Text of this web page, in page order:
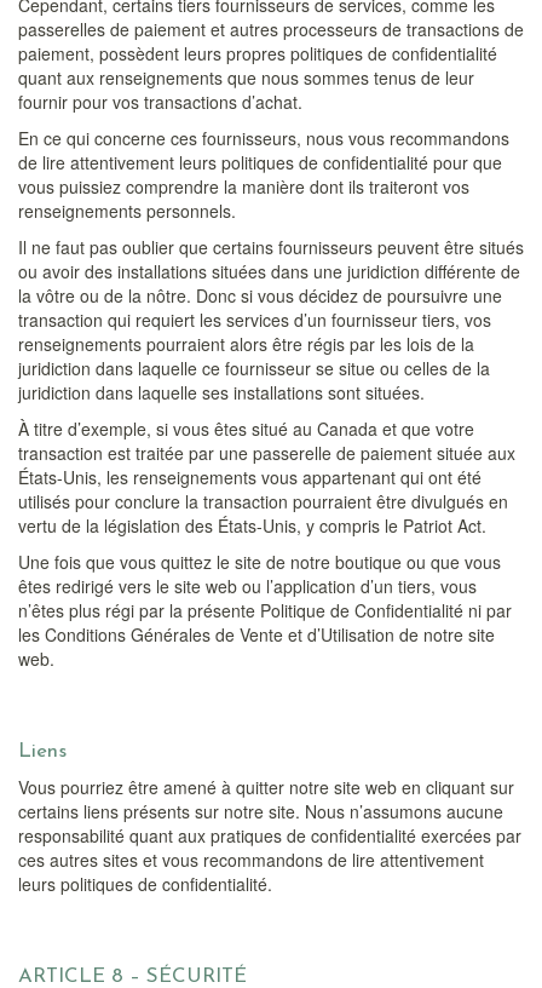
Cependant, certains tiers fournisseurs de services, comme les
passerelles de paiement et autres processeurs de transactions de
paiement, possèdent leurs propres politiques de confidentialité
quant aux renseignements que nous sommes tenus de leur
fournir pour vos transactions d’achat.
En ce qui concerne ces fournisseurs, nous vous recommandons
de lire attentivement leurs politiques de confidentialité pour que
vous puissiez comprendre la manière dont ils traiteront vos
renseignements personnels.
Il ne faut pas oublier que certains fournisseurs peuvent être situés
ou avoir des installations situées dans une juridiction différente de
la vôtre ou de la nôtre. Donc si vous décidez de poursuivre une
transaction qui requiert les services d’un fournisseur tiers, vos
renseignements pourraient alors être régis par les lois de la
juridiction dans laquelle ce fournisseur se situe ou celles de la
juridiction dans laquelle ses installations sont situées.
À titre d’exemple, si vous êtes situé au Canada et que votre
transaction est traitée par une passerelle de paiement située aux
États-Unis, les renseignements vous appartenant qui ont été
utilisés pour conclure la transaction pourraient être divulgués en
vertu de la législation des États-Unis, y compris le Patriot Act.
Une fois que vous quittez le site de notre boutique ou que vous
êtes redirigé vers le site web ou l’application d’un tiers, vous
n’êtes plus régi par la présente Politique de Confidentialité ni par
les Conditions Générales de Vente et d’Utilisation de notre site
web.
Liens
Vous pourriez être amené à quitter notre site web en cliquant sur
certains liens présents sur notre site. Nous n’assumons aucune
responsabilité quant aux pratiques de confidentialité exercées par
ces autres sites et vous recommandons de lire attentivement
leurs politiques de confidentialité.
ARTICLE 8 – SÉCURITÉ